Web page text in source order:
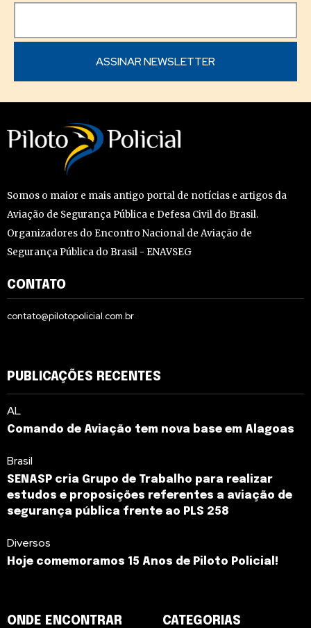
Somos o maior e mais antigo portal de notícias e artigos da
Aviação de Segurança Pública e Defesa Civil do Brasil.
Organizadores do Encontro Nacional de Aviação de
Segurança Pública do Brasil - ENAVSEG
CONTATO
contato@pilotopolicial.com.br
PUBLICAÇÕES RECENTES
AL
Comando de Aviação tem nova base em Alagoas
Brasil
SENASP cria Grupo de Trabalho para realizar
estudos e proposições referentes a aviação de
segurança pública frente ao PLS 258
Diversos
Hoje comemoramos 15 Anos de Piloto Policial!
ONDE ENCONTRAR CATEGORIAS